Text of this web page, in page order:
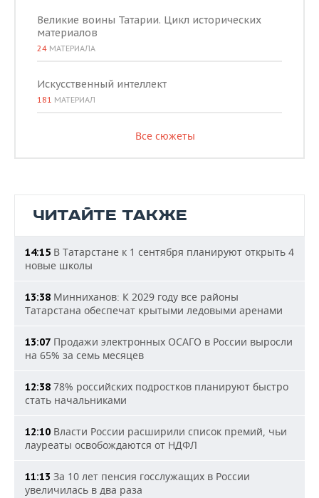
Великие воины Татарии. Цикл исторических
материалов
24 МАТЕРИАЛА
Искусственный интеллект
181 МАТЕРИАЛ
Все сюжеты
ЧИТАЙТЕ ТАКЖЕ
14:15 В Татарстане к 1 сентября планируют открыть 4
новые школы
13:38 Минниханов: К 2029 году все районы
Татарстана обеспечат крытыми ледовыми аренами
13:07 Продажи электронных ОСАГО в России выросли
на 65% за семь месяцев
12:38 78% российских подростков планируют быстро
стать начальниками
12:10 Власти России расширили список премий, чьи
лауреаты освобождаются от НДФЛ
11:13 За 10 лет пенсия госслужащих в России
увеличилась в два раза